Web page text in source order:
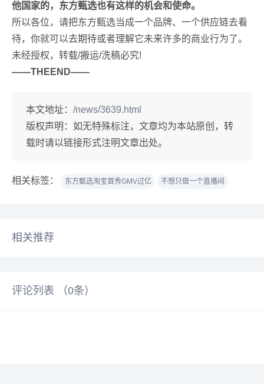
他国家的，东方甄选也有这样的机会和使命。
所以各位，请把东方甄选当成一个品牌、一个供应链去看
待，你就可以去期待或者理解它未来许多的商业行为了。
未经授权，转载/搬运/洗稿必究!
——THEEND——
本文地址： /news/3639.html
版权声明： 如无特殊标注，文章均为本站原创，转
载时请以链接形式注明文章出处。
相关标签： 东方甄选淘宝首秀GMV过亿 不想只做一个直播间
相关推荐
评论列表 （0条）